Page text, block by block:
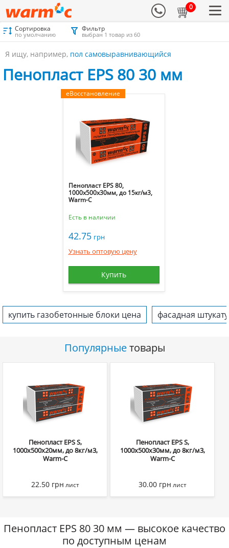
0
Материалы для утепления Каталог
Пенопласт
Пенопласт EPS 80 30 мм
Я ищу, например, пол самовыравнивающийся
Сортировка
по умолчанию
Фильтр
выбран 1 товар из 60
Пенопласт EPS 80 30 мм
еВосстановление
Пенопласт EPS 80,
1000х500х30мм, до 15кг/м3,
Warm-C
Есть в наличии
42.75 грн
Узнать оптовую цену
Купить
купить газобетонные блоки цена фасадная
Популярныетовары
Пенопласт EPS S,
1000х500х20мм, до 8кг/м3,
Warm-C
22.50 грн лист
Пенопласт EPS S,
1000х500х30мм, до 8кг/м3,
Warm-C
30.00 грн лист
Пенопласт EPS 80 30 мм — высокое качество
по доступным ценам